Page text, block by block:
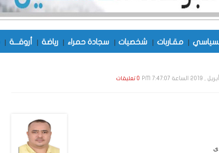
| مقـاربات | شخصيات | سجادة حمراء | رياضة | أروقـــة |
0 تعليقات